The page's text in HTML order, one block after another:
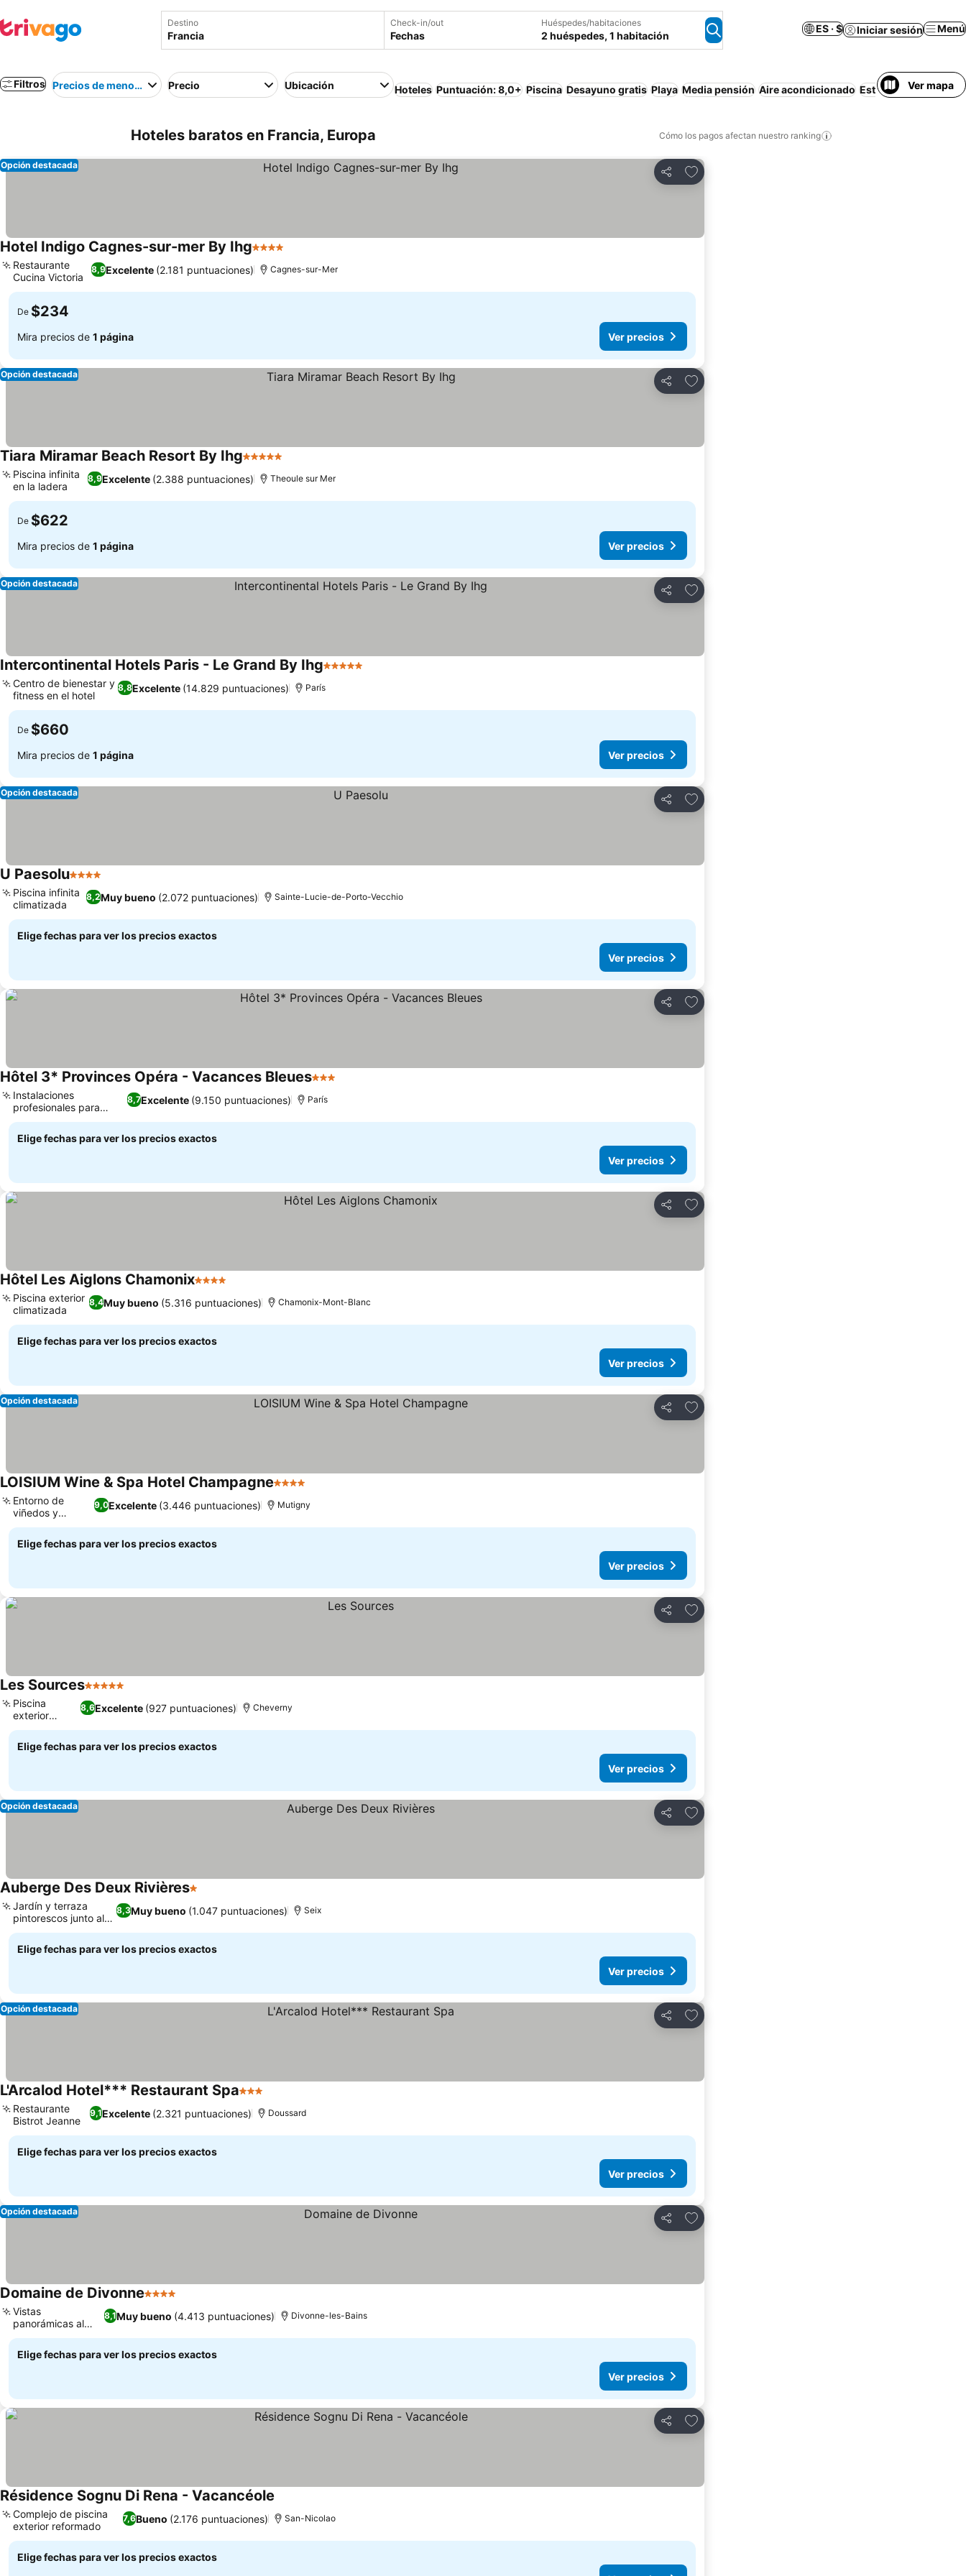
Destino Check-in/out
Fechas
Huéspedes/habitaciones
2 huéspedes, 1 habitación
ES · $ Iniciar sesión Menú
Filtros Precios de menor a mayorPrecio Ubicación Hoteles Puntuación: 8,0+ Piscina Desayuno gratis Playa Media pensión Aire acondicionado Estacionamiento
Ver mapa
Hoteles baratos en Francia, Europa Cómo los pagos afectan nuestro ranking
Compartir
Agregar a favoritos
Opción destacada
Hotel Indigo Cagnes-sur-mer By Ihg4 Estrellas
8,9Excelente (2.181 puntuaciones)
Restaurante
Cucina Victoria
Cagnes-sur-Mer
De $234
Mira precios de 1 página Ver precios
Compartir
Agregar a favoritos
Opción destacada
Tiara Miramar Beach Resort By Ihg5 Estrellas
8,9Excelente (2.388 puntuaciones)
Piscina infinita
en la ladera
Theoule sur Mer
De $622
Mira precios de 1 página Ver precios
Compartir
Agregar a favoritos
Opción destacada
Intercontinental Hotels Paris - Le Grand By Ihg5 Estrellas
8,8Excelente (14.829 puntuaciones)
Centro de bienestar y
fitness en el hotel
París
De $660
Mira precios de 1 página Ver precios
Compartir
Agregar a favoritos
Opción destacada
U Paesolu4 Estrellas
8,2Muy bueno (2.072 puntuaciones)
Piscina infinita
climatizada
Sainte-Lucie-de-Porto-Vecchio
Elige fechas para ver los precios exactos
Ver precios
Compartir
Agregar a favoritos
Hôtel 3* Provinces Opéra - Vacances Bleues3 Estrellas
8,7Excelente (9.150 puntuaciones)
Instalaciones
profesionales para
seminarios
París
Elige fechas para ver los precios exactos
Ver precios
Compartir
Agregar a favoritos
Hôtel Les Aiglons Chamonix4 Estrellas
8,4Muy bueno (5.316 puntuaciones)
Piscina exterior
climatizada
Chamonix-Mont-Blanc
Elige fechas para ver los precios exactos
Ver precios
Compartir
Agregar a favoritos
Opción destacada
LOISIUM Wine & Spa Hotel Champagne4 Estrellas
9,0Excelente (3.446 puntuaciones)
Entorno de
viñedos y
bosque
Mutigny
Elige fechas para ver los precios exactos
Ver precios
Compartir
Agregar a favoritos
Les Sources5 Estrellas
8,6Excelente (927 puntuaciones)
Piscina
exterior
familiar
Cheverny
Elige fechas para ver los precios exactos
Ver precios
Compartir
Agregar a favoritos
Opción destacada
Auberge Des Deux Rivières1 Estrellas
8,3Muy bueno (1.047 puntuaciones)
Jardín y terraza
pintorescos junto al
río
Seix
Elige fechas para ver los precios exactos
Ver precios
Compartir
Agregar a favoritos
Opción destacada
L'Arcalod Hotel*** Restaurant Spa3 Estrellas
9,1Excelente (2.321 puntuaciones)
Restaurante
Bistrot Jeanne
Doussard
Elige fechas para ver los precios exactos
Ver precios
Compartir
Agregar a favoritos
Opción destacada
Domaine de Divonne4 Estrellas
8,1Muy bueno (4.413 puntuaciones)
Vistas
panorámicas al
Mont Blanc
Divonne-les-Bains
Elige fechas para ver los precios exactos
Ver precios
Compartir
Agregar a favoritos
Résidence Sognu Di Rena - Vacancéole
7,6Bueno (2.176 puntuaciones)
Complejo de piscina
exterior reformado
San-Nicolao
Elige fechas para ver los precios exactos